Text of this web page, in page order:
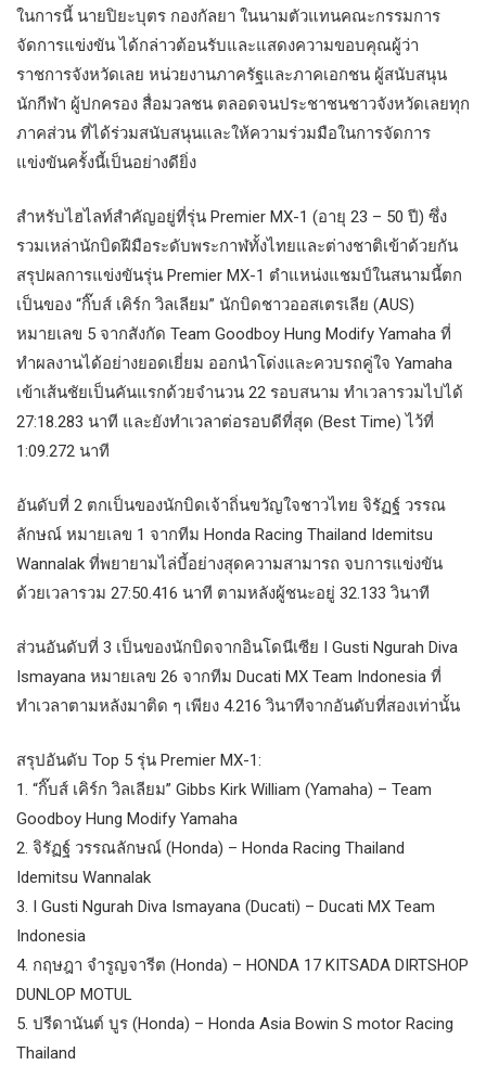
ในการนี้ นายปิยะบุตร กองกัลยา ในนามตัวแทนคณะกรรมการ
จัดการแข่งขัน ได้กล่าวต้อนรับและแสดงความขอบคุณผู้ว่า
ราชการจังหวัดเลย หน่วยงานภาครัฐและภาคเอกชน ผู้สนับสนุน
นักกีฬา ผู้ปกครอง สื่อมวลชน ตลอดจนประชาชนชาวจังหวัดเลยทุก
ภาคส่วน ที่ได้ร่วมสนับสนุนและให้ความร่วมมือในการจัดการ
แข่งขันครั้งนี้เป็นอย่างดียิ่ง
สำหรับไฮไลท์สำคัญอยู่ที่รุ่น Premier MX-1 (อายุ 23 – 50 ปี) ซึ่ง
รวมเหล่านักบิดฝีมือระดับพระกาฬทั้งไทยและต่างชาติเข้าด้วยกัน​
สรุปผลการแข่งขันรุ่น Premier MX-1 ตำแหน่งแชมป์ในสนามนี้ตก
เป็นของ “กิ๊บส์ เคิร์ก วิลเลียม” นักบิดชาวออสเตรเลีย (AUS)
หมายเลข 5 จากสังกัด Team Goodboy Hung Modify Yamaha ที่
ทำผลงานได้อย่างยอดเยี่ยม ออกนำโด่งและควบรถคู่ใจ Yamaha
เข้าเส้นชัยเป็นคันแรกด้วยจำนวน 22 รอบสนาม ทำเวลารวมไปได้
27:18.283 นาที และยังทำเวลาต่อรอบดีที่สุด (Best Time) ไว้ที่
1:09.272 นาที
อันดับที่ 2 ตกเป็นของนักบิดเจ้าถิ่นขวัญใจชาวไทย จิรัฏฐ์ วรรณ
ลักษณ์ หมายเลข 1 จากทีม Honda Racing Thailand Idemitsu
Wannalak ที่พยายามไล่บี้อย่างสุดความสามารถ จบการแข่งขัน
ด้วยเวลารวม 27:50.416 นาที ตามหลังผู้ชนะอยู่ 32.133 วินาที
ส่วนอันดับที่ 3 เป็นของนักบิดจากอินโดนีเซีย I Gusti Ngurah Diva
Ismayana หมายเลข 26 จากทีม Ducati MX Team Indonesia ที่
ทำเวลาตามหลังมาติด ๆ เพียง 4.216 วินาทีจากอันดับที่สองเท่านั้น
สรุปอันดับ Top 5 รุ่น Premier MX-1:
1. “กิ๊บส์ เคิร์ก วิลเลียม” Gibbs Kirk William (Yamaha) – Team
Goodboy Hung Modify Yamaha
2. จิรัฏฐ์ วรรณลักษณ์ (Honda) – Honda Racing Thailand
Idemitsu Wannalak
3. I Gusti Ngurah Diva Ismayana (Ducati) – Ducati MX Team
Indonesia
4. กฤษฎา จำรูญจารีต (Honda) – HONDA 17 KITSADA DIRTSHOP
DUNLOP MOTUL
5. ปรีดานันต์ บูร (Honda) – Honda Asia Bowin S motor Racing
Thailand